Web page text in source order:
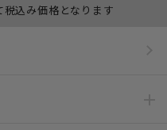
込み価格となります